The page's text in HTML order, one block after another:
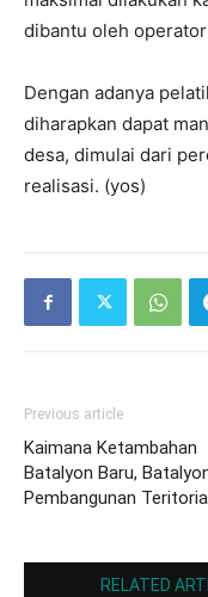
dibantu oleh
Dengan adanya
diharapkan dapat
desa, dimulai dari
realisasi. (yos)
Previous article
Kaimana Ketambahan
Batalyon Baru,
Pembangunan
RELATED